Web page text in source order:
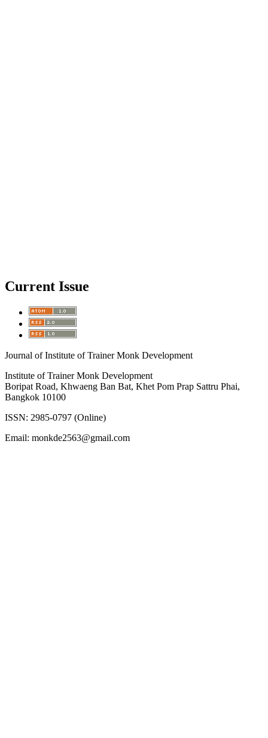
Current Issue
Journal of Institute of Trainer Monk Development
Institute of Trainer Monk Development
Boripat Road, Khwaeng Ban Bat, Khet Pom Prap Sattru Phai,
Bangkok 10100
ISSN: 2985-0797 (Online)
Email: monkde2563@gmail.com